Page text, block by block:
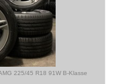
225/45 R18 91W B-Klasse